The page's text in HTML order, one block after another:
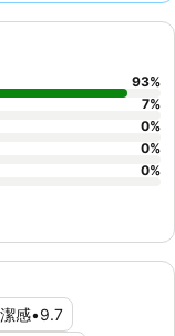
感•9.7
93%
7%
0%
0%
0%